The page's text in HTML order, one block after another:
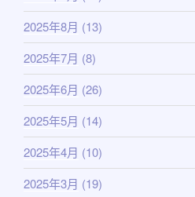
2025年8月 (13)
2025年7月 (8)
2025年6月 (26)
2025年5月 (14)
2025年4月 (10)
2025年3月 (19)